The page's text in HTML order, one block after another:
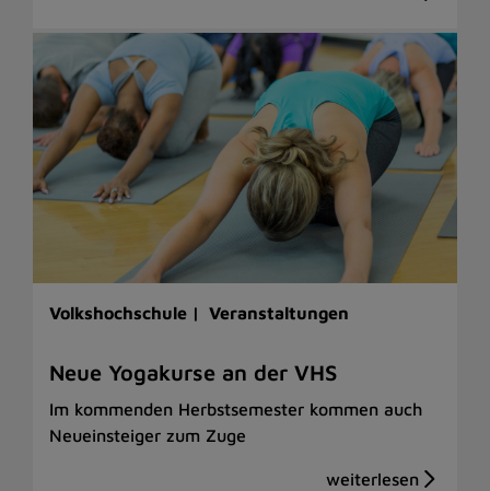
Volkshochschule | Veranstaltungen
Neue Yogakurse an der VHS
Im kommenden Herbstsemester kommen auch
Neueinsteiger zum Zuge